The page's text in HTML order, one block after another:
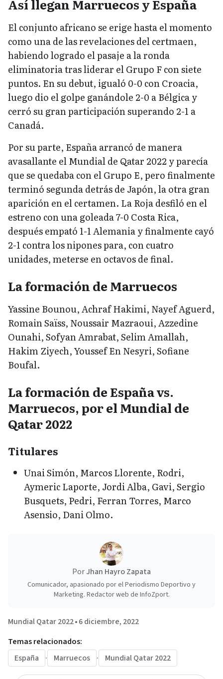
Así llegan Marruecos y España
El conjunto africano se erige hasta el momento
como una de las revelaciones del certmaen,
habiendo logrado el pasaje a la ronda
eliminatoria tras liderar el Grupo F con siete
puntos. En su debut, igualó 0-0 con Croacia,
luego dio el golpe ganándole 2-0 a Bélgica y
cerró su gran participación superando 2-1 a
Canadá.
Por su parte, España arrancó de manera
avasallante el Mundial de Qatar 2022 y parecía
que se quedaba con el Grupo E, pero finalmente
terminó segunda detrás de Japón, la otra gran
aparición en el certamen. La Roja desfiló en el
estreno con una goleada 7-0 Costa Rica,
después empató 1-1 Alemania y finalmente cayó
2-1 contra los nipones para, con cuatro
unidades, meterse en octavos de final.
La formación de Marruecos
Yassine Bounou, Achraf Hakimi, Nayef Aguerd,
Romain Saïss, Noussair Mazraoui, Azzedine
Ounahi, Sofyan Amrabat, Selim Amallah,
Hakim Ziyech, Youssef En Nesyri, Sofiane
Boufal.
La formación de España vs.
Marruecos, por el Mundial de
Qatar 2022
Titulares
Unai Simón, Marcos Llorente, Rodri,
Aymeric Laporte, Jordi Alba, Gavi, Sergio
Busquets, Pedri, Ferran Torres, Marco
Asensio, Dani Olmo.
PorJhan Hayro Zapata
Comunicador, apasionado por el Periodismo Deportivo y
Marketing. Redactor web de InfoZport.
Mundial Qatar 2022•6 diciembre, 2022
Temas relacionados:
España
· Marruecos · Mundial Qatar 2022